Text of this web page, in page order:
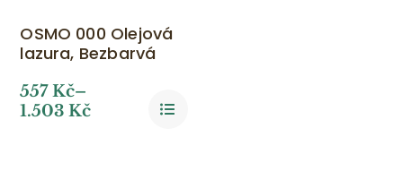
OSMO 000 Olejová
lazura, Bezbarvá
557Kč–
1.503Kč